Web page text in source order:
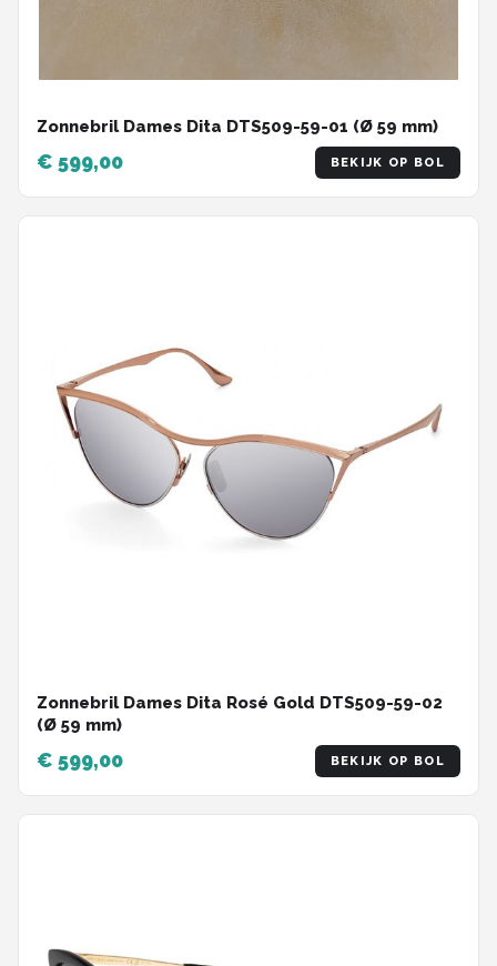
Zonnebril Dames Dita DTS509-59-01 (Ø 59 mm)
€ 599,00 BEKIJK OP BOL
Zonnebril Dames Dita Rosé Gold DTS509-59-02
(Ø 59 mm)
€ 599,00 BEKIJK OP BOL